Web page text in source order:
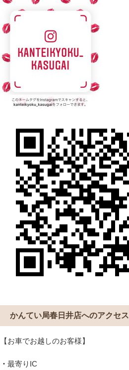
かんてい局春日井店へのアクセス
【お車でお越しのお客様】
・ 最寄りIC